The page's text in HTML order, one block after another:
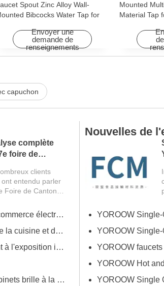
Spout Zinc Alloy Wall-
Bibcocks Water Tap for
Envoyer une
demande de
renseignements
Mounted
Material Tap
capuchon
complète
foire de
étrangers
clients
entendu parler
Foire de Canton
2025 5e salon chinois du commerce électronique transfrontalier (printemps)
2024 Salon international de la cuisine et de la salle de bains de Dubaï
Les robinets chinois brillent à l'exposition internationale de fournitures industrielles pour la cuisine et la salle de bains d'Orlando
L'industrie chinoise des robinets brille à la foire de Canton en mettant en avant l'innovation et la qualité
Nouvelles de